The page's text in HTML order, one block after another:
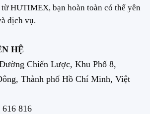
HUTIMEX, bạn hoàn toàn có thể yên
dịch vụ.
HỆ
Chiến Lược, Khu Phố 8,
Thành phố Hồ Chí Minh, Việt
816